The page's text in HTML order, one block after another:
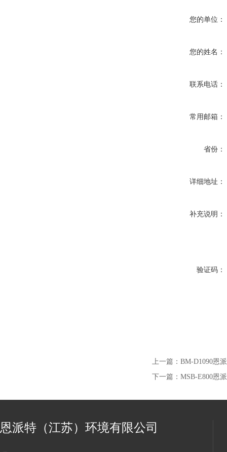
您的单位：
您的姓名：
联系电话：
常用邮箱：
省份：
详细地址：
补充说明：
验证码：
上一篇： BM-D1090恩
下一篇： MSB-E800恩
恩派特（江苏）环境有限公司